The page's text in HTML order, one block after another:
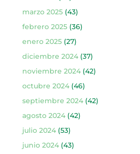
marzo 2025(43)
febrero 2025(36)
enero 2025(27)
diciembre 2024(37)
noviembre 2024(42)
octubre 2024(46)
septiembre 2024(42)
agosto 2024(42)
julio 2024(53)
junio 2024(43)